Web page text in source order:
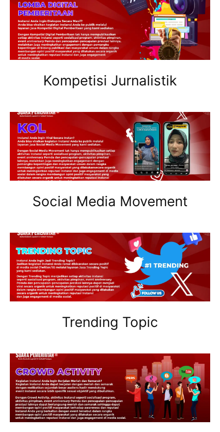
Kompetisi Jurnalistik
Social Media Movement
Trending Topic